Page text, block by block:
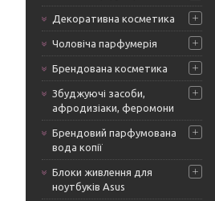
Декоративна косметика
Чоловіча парфумерія
Брендована косметика
Збуджуючі засоби,
афродизіаки, феромони
Брендовий парфумована
вода копії
Блоки живлення для
ноутбуків Asus